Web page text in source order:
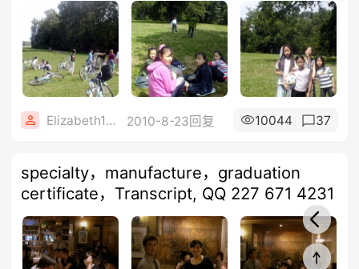
Elizabeth1608 2010-8-23回复 10044 37
specialty，manufacture，graduation
certificate，Transcript, QQ 227 671 4231